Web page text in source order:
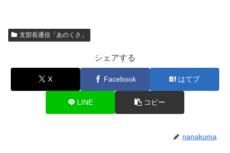
支部長通信「あのくさ」
シェアする
X Facebook はてブ
LINE コピー
nanakuma